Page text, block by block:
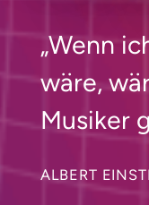
„Wenn
wäre,
Musiker
ALBERT